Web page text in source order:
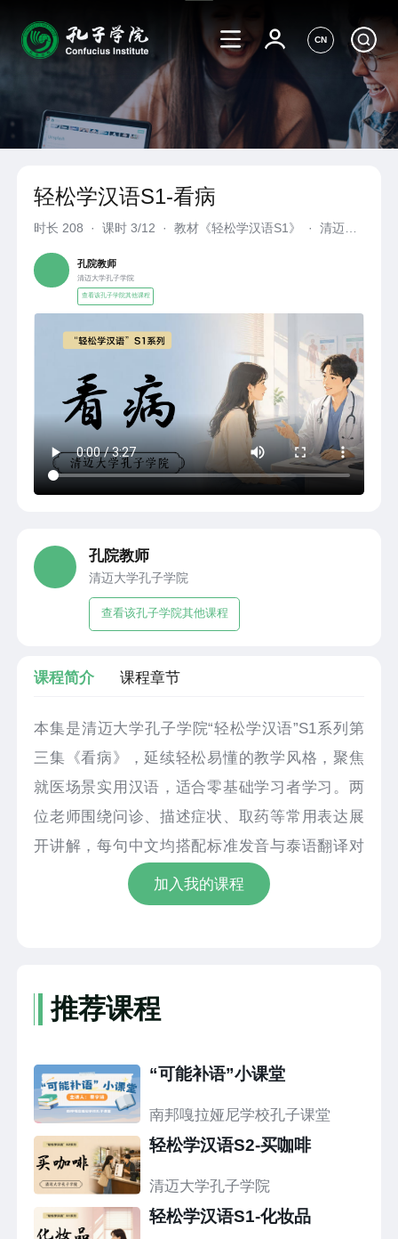
CN
轻松学汉语S1-看病
时长 208 · 课时 3/12 · 教材《轻松学汉语S1》 ·
清迈大
孔院教师
清迈大学孔子学院
查看该孔子学院其他课程
孔院教师
清迈大学孔子学院
查看该孔子学院其他课程
课程简介 课程章节
本集是清迈大学孔子学院“轻松学汉语”S1系列第
三集《看病》，延续轻松易懂的教学风格，聚焦
就医场景实用汉语，适合零基础学习者学习。两
位老师围绕问诊、描述症状、取药等常用表达展
开讲解，每句中文均搭配标准发音与泰语翻译对
照，逐词逐句解析词义、示范读法。课程还原医
院、诊所真实沟通场景，通过情景对话演示完整
法，学完即可在就医场景中开口交流。无论是日
常就医还是突发状况，都能顺畅沟通。跟着课程
活各类场景，快来一起学习吧！
加入我的课程
推荐课程
“可能补语”小课堂
南邦嘎拉娅尼学校孔子课堂
轻松学汉语S2-买咖啡
清迈大学孔子学院
轻松学汉语S1-化妆品